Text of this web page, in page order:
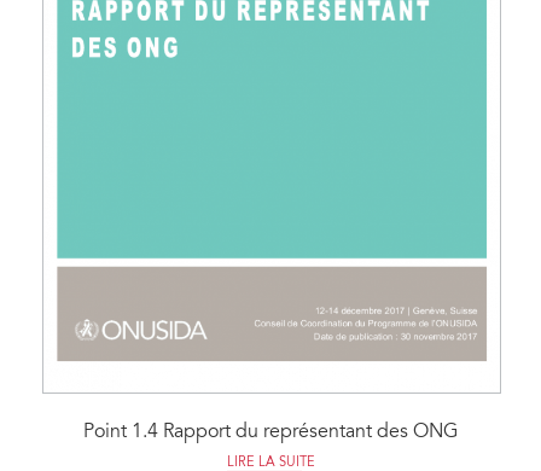
Point 1.4 Rapport du représentant des ONG
LIRE LA SUITE